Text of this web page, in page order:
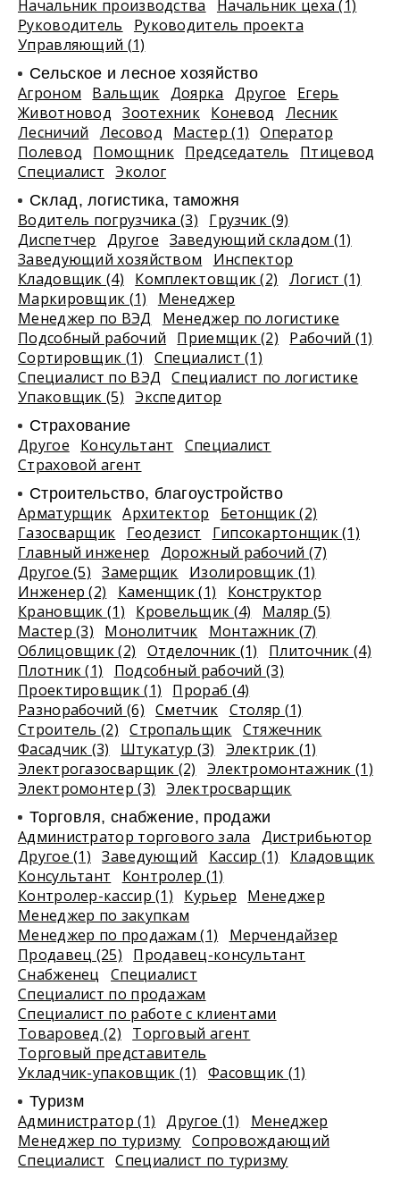
Начальник производства
Начальник цеха (1)
Руководитель
Руководитель проекта
Управляющий (1)
Сельское и лесное хозяйство
Агроном Вальщик Доярка Другое
Егерь
Животновод
Зоотехник Коневод
Лесник
Лесничий
Лесовод Мастер (1)
Оператор
Полевод
Помощник Председатель
Птицевод
Специалист
Эколог
Склад, логистика, таможня
Водитель погрузчика (3)
Грузчик (9)
Диспетчер
Другое Заведующий складом (1)
Заведующий хозяйством
Инспектор
Кладовщик (4)
Комплектовщик (2)
Логист (1)
Маркировщик (1)
Менеджер
Менеджер по ВЭД
Менеджер по логистике
Подсобный рабочий
Приемщик (2)
Рабочий (1)
Сортировщик (1)
Специалист (1)
Специалист по ВЭД
Специалист по логистике
Упаковщик (5)
Экспедитор
Страхование
Другое Консультант
Специалист
Страховой агент
Строительство, благоустройство
Арматурщик Архитектор
Бетонщик (2)
Газосварщик
Геодезист
Гипсокартонщик (1)
Главный инженер
Дорожный рабочий (7)
Другое (5)
Замерщик
Изолировщик (1)
Инженер (2)
Каменщик (1)
Конструктор
Крановщик (1)
Кровельщик (4)
Маляр (5)
Мастер (3)
Монолитчик
Монтажник (7)
Облицовщик (2)
Отделочник (1)
Плиточник (4)
Плотник (1)
Подсобный рабочий (3)
Проектировщик (1)
Прораб (4)
Разнорабочий (6) Сметчик Столяр (1)
Строитель (2)
Стропальщик Стяжечник
Фасадчик (3)
Штукатур (3)
Электрик (1)
Электрогазосварщик (2)
Электромонтажник (1)
Электромонтер (3)
Электросварщик
Торговля, снабжение, продажи
Администратор торгового зала
Дистрибьютор
Другое (1)
Заведующий Кассир (1)
Кладовщик
Консультант
Контролер (1)
Контролер-кассир (1)
Курьер
Менеджер
Менеджер по закупкам
Менеджер по продажам (1)
Мерчендайзер
Продавец (25)
Продавец-консультант
Снабженец
Специалист
Специалист по продажам
Специалист по работе с клиентами
Товаровед (2)
Торговый агент
Торговый представитель
Укладчик-упаковщик (1)
Фасовщик (1)
Туризм
Администратор (1) Другое (1)
Менеджер
Менеджер по туризму Сопровождающий
Специалист
Специалист по туризму